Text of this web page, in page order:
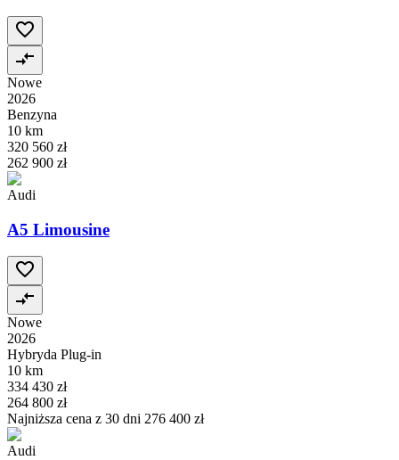
Nowe
2026
Benzyna
10 km
320 560 zł
262 900 zł
Audi
A5 Limousine
Nowe
2026
Hybryda Plug-in
10 km
334 430 zł
264 800 zł
Najniższa cena z 30 dni 276 400 zł
Audi